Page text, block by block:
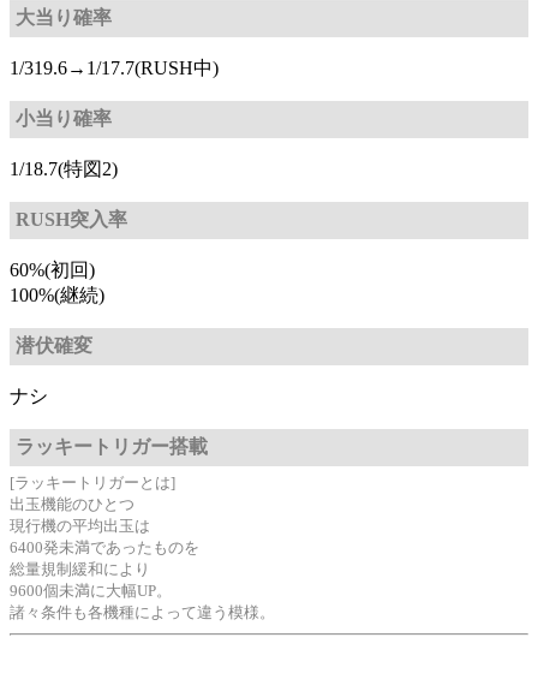
大当り確率
1/319.6→1/17.7(RUSH中)
小当り確率
1/18.7(特図2)
RUSH突入率
60%(初回)
100%(継続)
潜伏確変
ナシ
ラッキートリガー搭載
[ラッキートリガーとは]
出玉機能のひとつ
現行機の平均出玉は
6400発未満であったものを
総量規制緩和により
9600個未満に大幅UP。
諸々条件も各機種によって違う模様。